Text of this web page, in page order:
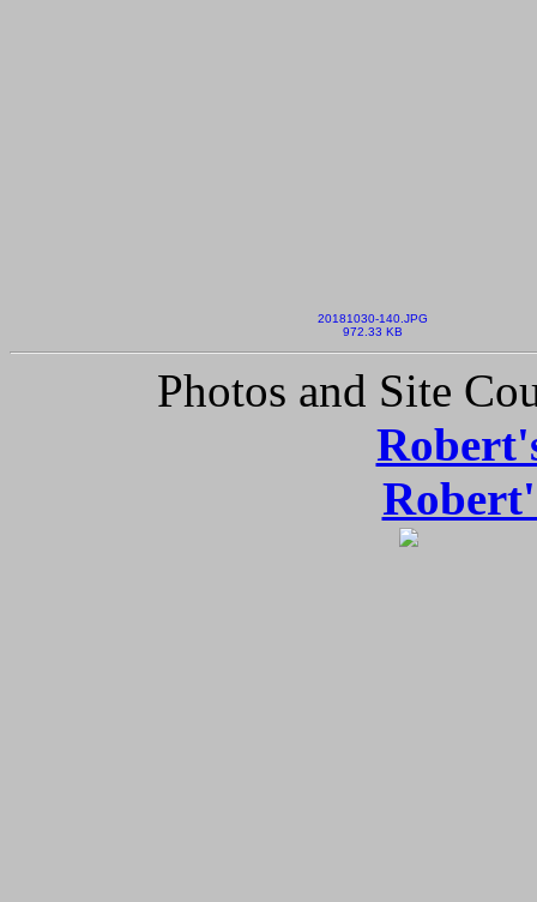
20181030-140.JPG
972.33 KB
Photos and Site